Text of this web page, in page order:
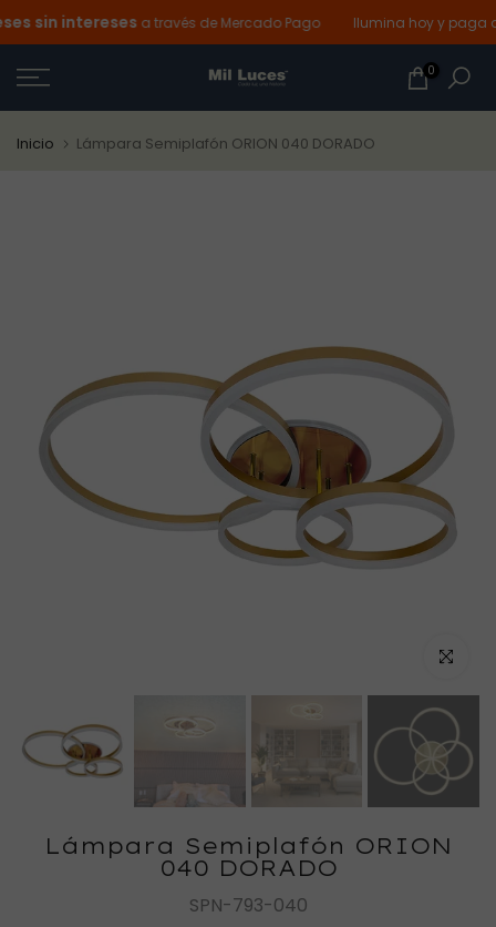
Ir
al
contenido
sin interesesa través de Mercado Pago Ilumina hoy y paga
0
Inicio Lámpara Semiplafón ORION 040 DORADO
Haz
Lámpara Semiplafón ORION
040 DORADO
SPN-793-040